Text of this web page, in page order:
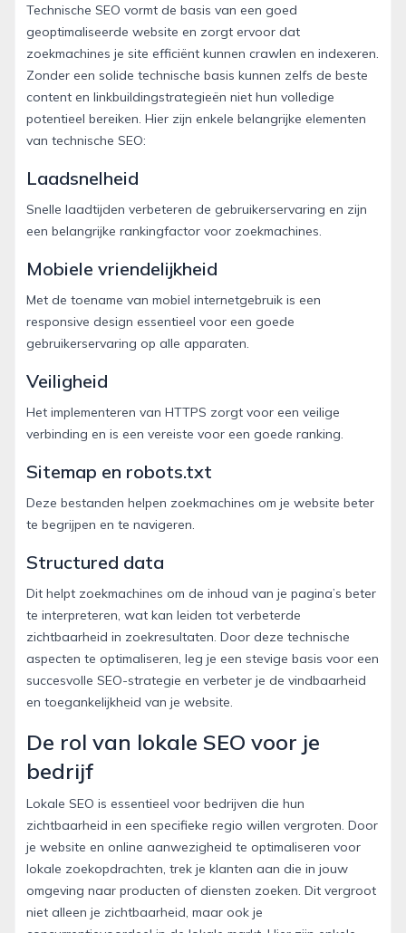
Technische SEO vormt de basis van een goed
geoptimaliseerde website en zorgt ervoor dat
zoekmachines je site efficiënt kunnen crawlen en indexeren.
Zonder een solide technische basis kunnen zelfs de beste
content en linkbuildingstrategieën niet hun volledige
potentieel bereiken. Hier zijn enkele belangrijke elementen
van technische SEO:
Laadsnelheid
Snelle laadtijden verbeteren de gebruikerservaring en zijn
een belangrijke rankingfactor voor zoekmachines.
Mobiele vriendelijkheid
Met de toename van mobiel internetgebruik is een
responsive design essentieel voor een goede
gebruikerservaring op alle apparaten.
Veiligheid
Het implementeren van HTTPS zorgt voor een veilige
verbinding en is een vereiste voor een goede ranking.
Sitemap en robots.txt
Deze bestanden helpen zoekmachines om je website beter
te begrijpen en te navigeren.
Structured data
Dit helpt zoekmachines om de inhoud van je pagina’s beter
te interpreteren, wat kan leiden tot verbeterde
zichtbaarheid in zoekresultaten. Door deze technische
aspecten te optimaliseren, leg je een stevige basis voor een
succesvolle SEO-strategie en verbeter je de vindbaarheid
en toegankelijkheid van je website.
De rol van lokale SEO voor je
bedrijf
Lokale SEO is essentieel voor bedrijven die hun
zichtbaarheid in een specifieke regio willen vergroten. Door
je website en online aanwezigheid te optimaliseren voor
lokale zoekopdrachten, trek je klanten aan die in jouw
omgeving naar producten of diensten zoeken. Dit vergroot
niet alleen je zichtbaarheid, maar ook je